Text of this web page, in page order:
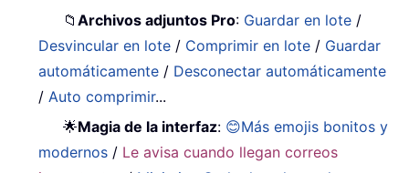
📁Archivos adjuntos Pro: Guardar en lote /
Desvincular en lote / Comprimir en lote / Guardar
automáticamente / Desconectar automáticamente
/ Auto comprimir...
🌟Magia de la interfaz: 😊Más emojis bonitos y
modernos / Le avisa cuando llegan correos